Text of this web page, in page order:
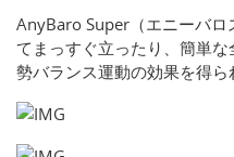
AnyBaro Super（エニーバロ
てまっすぐ立ったり、簡単
勢バランス運動の効果を得ら